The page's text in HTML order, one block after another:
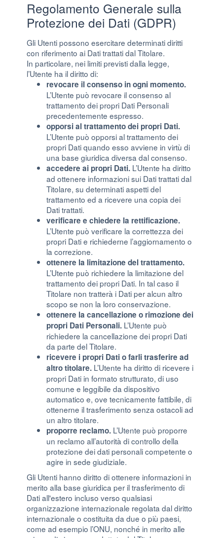
Regolamento Generale sulla
Protezione dei Dati (GDPR)
Gli Utenti possono esercitare determinati diritti
con riferimento ai Dati trattati dal Titolare.
In particolare, nei limiti previsti dalla legge,
l’Utente ha il diritto di:
revocare il consenso in ogni momento.
L’Utente può revocare il consenso al
trattamento dei propri Dati Personali
precedentemente espresso.
opporsi al trattamento dei propri Dati.
L’Utente può opporsi al trattamento dei
propri Dati quando esso avviene in virtù di
una base giuridica diversa dal consenso.
accedere ai propri Dati. L’Utente ha diritto
ad ottenere informazioni sui Dati trattati dal
Titolare, su determinati aspetti del
trattamento ed a ricevere una copia dei
Dati trattati.
verificare e chiedere la rettificazione.
L’Utente può verificare la correttezza dei
propri Dati e richiederne l’aggiornamento o
la correzione.
ottenere la limitazione del trattamento.
L’Utente può richiedere la limitazione del
trattamento dei propri Dati. In tal caso il
Titolare non tratterà i Dati per alcun altro
scopo se non la loro conservazione.
ottenere la cancellazione o rimozione dei
propri Dati Personali. L’Utente può
richiedere la cancellazione dei propri Dati
da parte del Titolare.
ricevere i propri Dati o farli trasferire ad
altro titolare. L’Utente ha diritto di ricevere i
propri Dati in formato strutturato, di uso
comune e leggibile da dispositivo
automatico e, ove tecnicamente fattibile, di
ottenerne il trasferimento senza ostacoli ad
un altro titolare.
proporre reclamo. L’Utente può proporre
un reclamo all’autorità di controllo della
protezione dei dati personali competente o
agire in sede giudiziale.
Gli Utenti hanno diritto di ottenere informazioni in
merito alla base giuridica per il trasferimento di
Dati all'estero incluso verso qualsiasi
organizzazione internazionale regolata dal diritto
internazionale o costituita da due o più paesi,
come ad esempio l’ONU, nonché in merito alle